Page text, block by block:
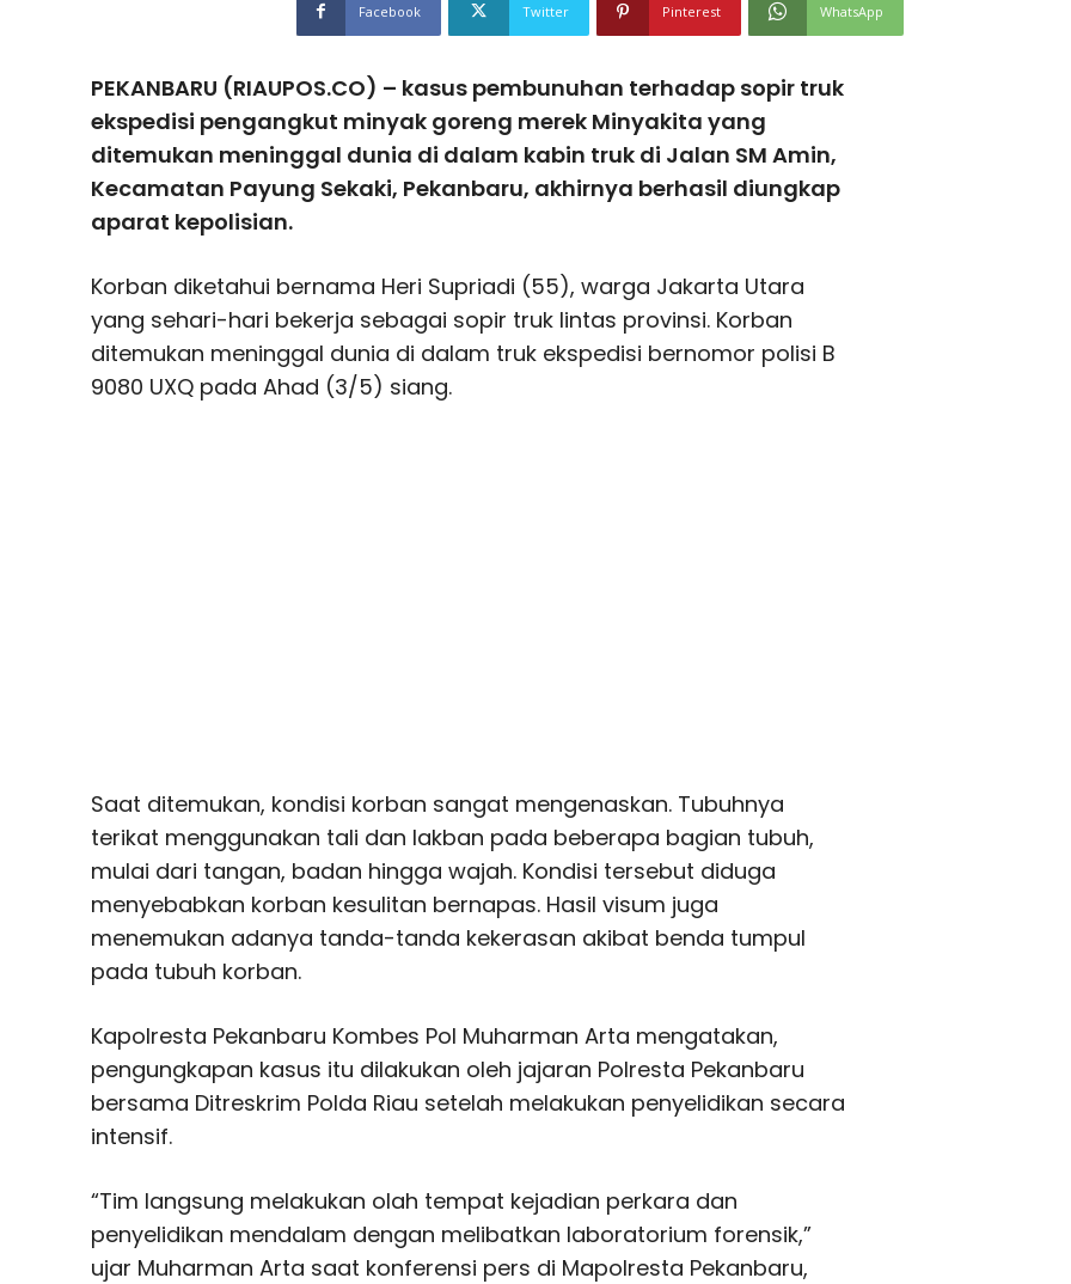
Facebook Twitter Pinterest WhatsApp
PEKANBARU (RIAUPOS.CO) – kasus pembunuhan terhadap sopir truk
ekspedisi pengangkut minyak goreng merek Minyakita yang
ditemukan meninggal dunia di dalam kabin truk di Jalan SM Amin,
Kecamatan Payung Sekaki, Pekanbaru, akhirnya berhasil diungkap
aparat kepolisian.
Korban diketahui bernama Heri Supriadi (55), warga Jakarta Utara
yang sehari-hari bekerja sebagai sopir truk lintas provinsi. Korban
ditemukan meninggal dunia di dalam truk ekspedisi bernomor polisi B
9080 UXQ pada Ahad (3/5) siang.
Saat ditemukan, kondisi korban sangat mengenaskan. Tubuhnya
terikat menggunakan tali dan lakban pada beberapa bagian tubuh,
mulai dari tangan, badan hingga wajah. Kondisi tersebut diduga
menyebabkan korban kesulitan bernapas. Hasil visum juga
menemukan adanya tanda-tanda kekerasan akibat benda tumpul
pada tubuh korban.
Kapolresta Pekanbaru Kombes Pol Muharman Arta mengatakan,
pengungkapan kasus itu dilakukan oleh jajaran Polresta Pekanbaru
bersama Ditreskrim Polda Riau setelah melakukan penyelidikan secara
intensif.
“Tim langsung melakukan olah tempat kejadian perkara dan
penyelidikan mendalam dengan melibatkan laboratorium forensik,”
ujar Muharman Arta saat konferensi pers di Mapolresta Pekanbaru,